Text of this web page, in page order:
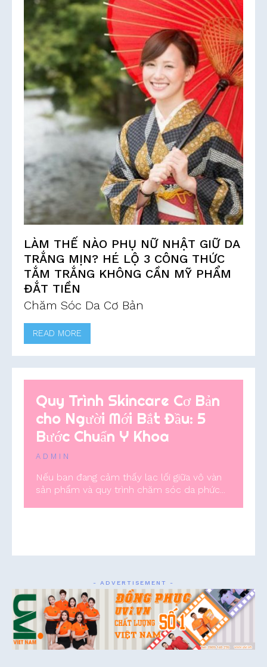
LÀM THẾ NÀO PHỤ NỮ NHẬT GIỮ DA
TRẮNG MỊN? HÉ LỘ 3 CÔNG THỨC
TẮM TRẮNG KHÔNG CẦN MỸ PHẨM
ĐẮT TIỀN
Chăm Sóc Da Cơ Bản
READ MORE
Quy Trình Skincare Cơ Bản
cho Người Mới Bắt Đầu: 5
Bước Chuẩn Y Khoa
ADMIN
Nếu bạn đang cảm thấy lạc lối giữa vô vàn
sản phẩm và quy trình chăm sóc da phức...
- ADVERTISEMENT -